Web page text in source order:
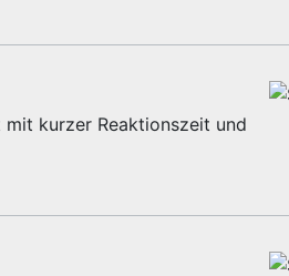
kurzer Reaktionszeit und